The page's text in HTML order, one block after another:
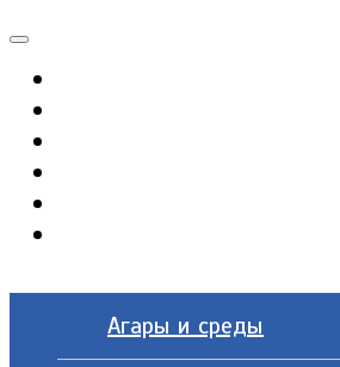
Агары и среды